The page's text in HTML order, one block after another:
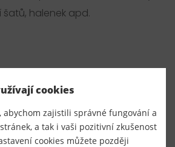
halenek apd.
cookies
abychom zajistili správné fungování a
a tak i vaši pozitivní zkušenost
cookies můžete později